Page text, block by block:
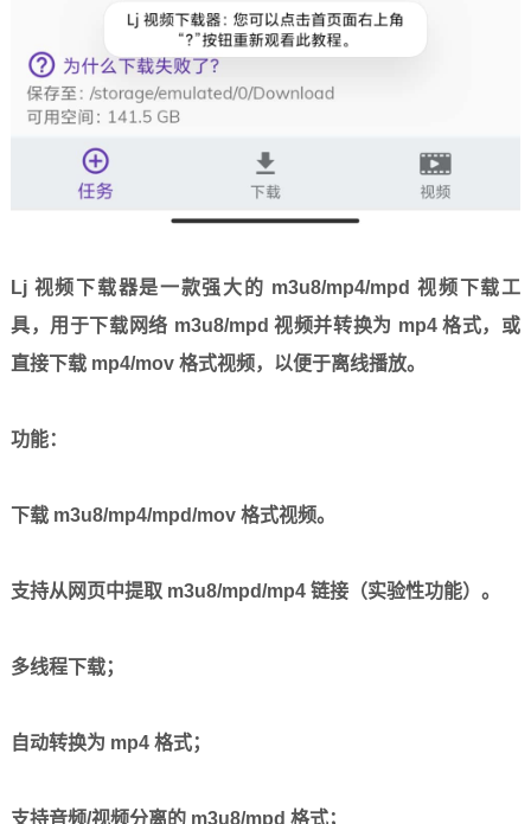
Lj 视频下载器是一款强大的 m3u8/mp4/mpd 视频下载工
具，用于下载网络 m3u8/mpd 视频并转换为 mp4 格式，或
直接下载 mp4/mov 格式视频，以便于离线播放。
功能：
下载 m3u8/mp4/mpd/mov 格式视频。
支持从网页中提取 m3u8/mpd/mp4 链接（实验性功能）。
多线程下载；
自动转换为 mp4 格式；
支持音频/视频分离的 m3u8/mpd 格式；